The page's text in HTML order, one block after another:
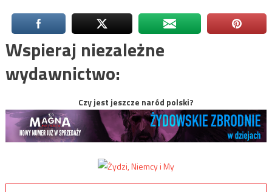
Wspieraj niezależne
wydawnictwo:
Czy jest jeszcze naród polski?